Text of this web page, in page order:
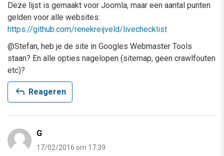
Deze lijst is gemaakt voor Joomla, maar een aantal punten
gelden voor alle websites:
https://github.com/renekreijveld/livechecklist
@Stefan, heb je de site in Googles Webmaster Tools
staan? En alle opties nagelopen (sitemap, geen crawlfouten
etc)?
reply Reageren
G
17/02/2016 om 17:39